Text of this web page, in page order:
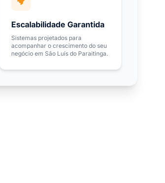
Escalabilidade Garantida
Sistemas projetados para
acompanhar o crescimento do seu
negócio em São Luís do Paraitinga.